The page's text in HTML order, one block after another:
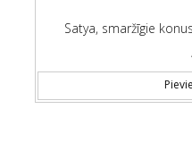
Satya, smaržīgie